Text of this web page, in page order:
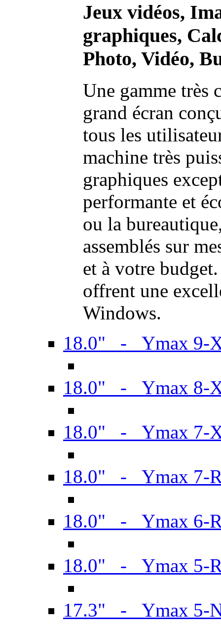
Jeux vidéos,
graphiques,
Photo, Vidéo,
Une gamme très
grand écran
tous les
machine très
graphiques
performante et
ou la
assemblés sur
et à votre
offrent une
Windows.
18.0" - Ymax 9-
18.0" - Ymax 8-
18.0" - Ymax 7-
18.0" - Ymax 7-
18.0" - Ymax 6-
18.0" - Ymax 5-
17.3" - Ymax 5-